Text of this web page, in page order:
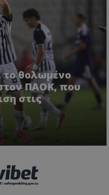
το θολωμένο
ΠΑΟΚ, που
στις